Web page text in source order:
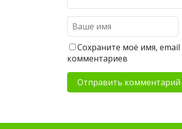
Сохраните моё имя,
комментариев